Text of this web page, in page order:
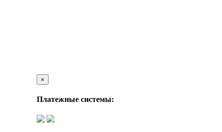
×
Платежные системы: